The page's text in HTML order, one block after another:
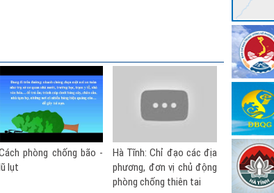
Hà Tĩnh: Chỉ đạo các địa
phương, đơn vị chủ động
Kỹ năng phòng chống
thiên tai: Hướng dẫn an
toàn trước bão